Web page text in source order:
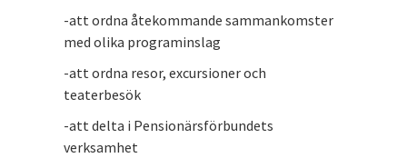
-att ordna åtekommande sammankomster
med olika programinslag
-att ordna resor, excursioner och
teaterbesök
-att delta i Pensionärsförbundets
verksamhet